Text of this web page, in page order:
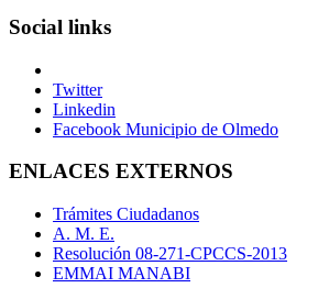
Social links
Twitter
Linkedin
Facebook Municipio de Olmedo
ENLACES EXTERNOS
Trámites Ciudadanos
A. M. E.
Resolución 08-271-CPCCS-2013
EMMAI MANABI